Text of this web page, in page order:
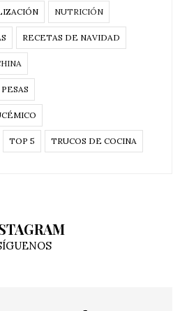
NUTRICIÓN
RECETAS DE NAVIDAD
TOP 5 TRUCOS DE COCINA